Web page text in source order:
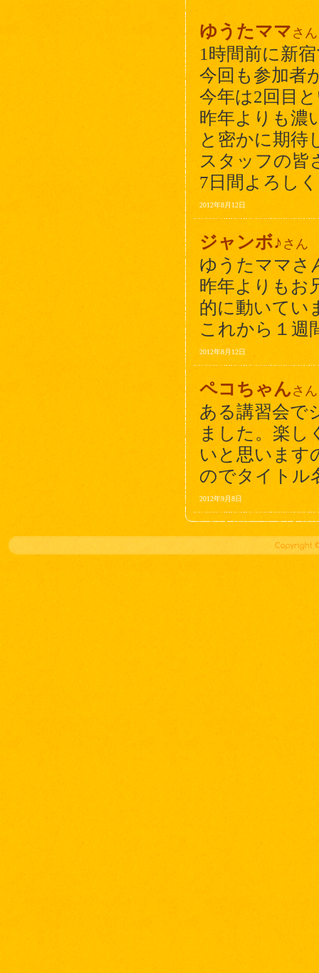
ゆうたママ さん
1時間前に新
今回も参加者
今年は2回目
昨年よりも濃
と密かに期待
スタッフの皆
7日間よろし
2012年8月12日
ジャンボ♪ さん
ゆうたママさ
昨年よりもお
的に動いてい
これから１週
2012年8月12日
ペコちゃんさん
ある講習会
ました。楽し
いと思います
のでタイトル
2012年9月8日